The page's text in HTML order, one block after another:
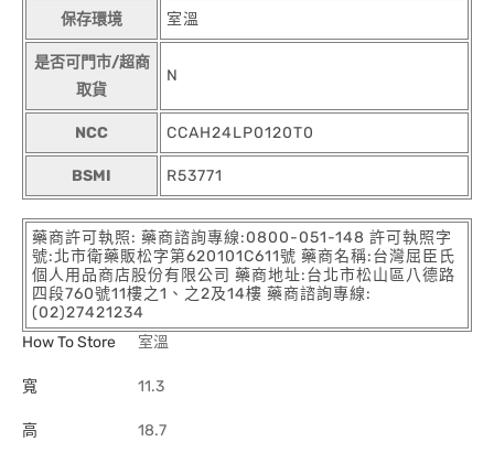
保存環境 室溫
是否可門市/超商
取貨
N
NCC CCAH24LP0120T0
BSMI R53771
藥商許可執照: 藥商諮詢專線:0800-051-148 許可執照字
號:北市衛藥販松字第620101C611號 藥商名稱:台灣屈臣氏
個人用品商店股份有限公司 藥商地址:台北市松山區八德路
四段760號11樓之1、之2及14樓 藥商諮詢專線:
(02)27421234
How To Store
室溫
寬 11.3
高 18.7